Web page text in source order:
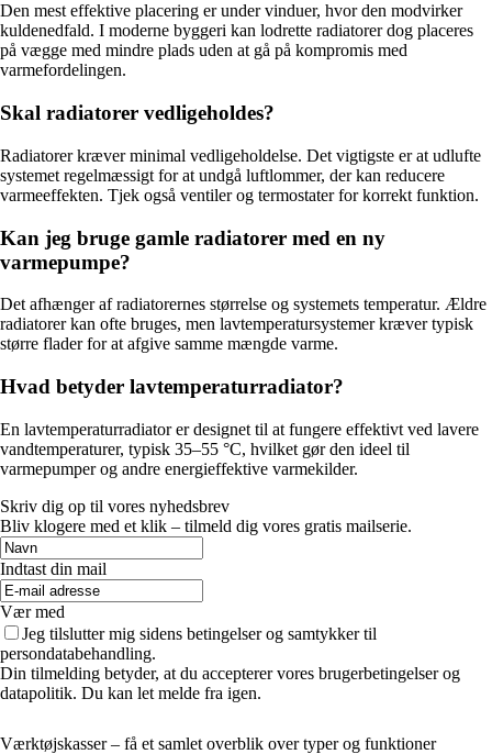
Den mest effektive placering er under vinduer, hvor den modvirker
kuldenedfald. I moderne byggeri kan lodrette radiatorer dog placeres
på vægge med mindre plads uden at gå på kompromis med
varmefordelingen.
Skal radiatorer vedligeholdes?
Radiatorer kræver minimal vedligeholdelse. Det vigtigste er at udlufte
systemet regelmæssigt for at undgå luftlommer, der kan reducere
varmeeffekten. Tjek også ventiler og termostater for korrekt funktion.
Kan jeg bruge gamle radiatorer med en ny
varmepumpe?
Det afhænger af radiatorernes størrelse og systemets temperatur. Ældre
radiatorer kan ofte bruges, men lavtemperatursystemer kræver typisk
større flader for at afgive samme mængde varme.
Hvad betyder lavtemperaturradiator?
En lavtemperaturradiator er designet til at fungere effektivt ved lavere
vandtemperaturer, typisk 35–55 °C, hvilket gør den ideel til
varmepumper og andre energieffektive varmekilder.
Skriv dig op til vores nyhedsbrev
Bliv klogere med et klik – tilmeld dig vores gratis mailserie.
Indtast din mail
Vær med
Jeg tilslutter mig sidens betingelser og samtykker til
persondatabehandling.
Din tilmelding betyder, at du accepterer vores brugerbetingelser og
datapolitik. Du kan let melde fra igen.
Værktøjskasser – få et samlet overblik over typer og funktioner